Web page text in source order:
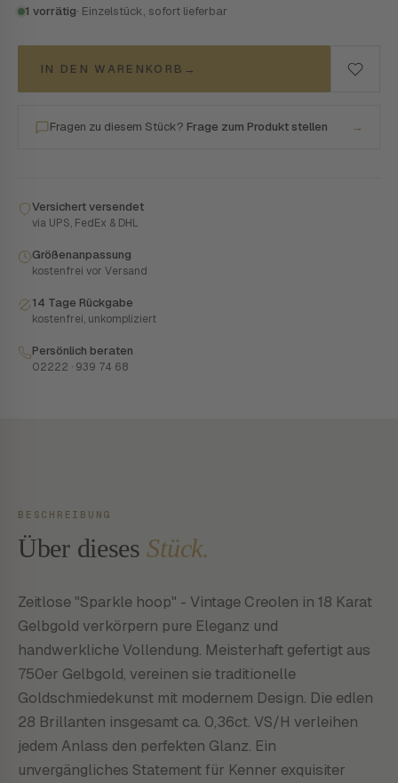
1 vorrätig· Einzelstück, sofort lieferbar
IN DEN WARENKORB →
Fragen zu diesem Stück? Frage zum Produkt stellen →
Versichert versendet
via UPS, FedEx & DHL
Größenanpassung
kostenfrei vor Versand
14 Tage Rückgabe
kostenfrei, unkompliziert
Persönlich beraten
02222 · 939 74 68
BESCHREIBUNG
Über dieses Stück.
Zeitlose "Sparkle hoop" - Vintage Creolen in 18 Karat
Gelbgold verkörpern pure Eleganz und
handwerkliche Vollendung. Meisterhaft gefertigt aus
750er Gelbgold, vereinen sie traditionelle
Goldschmiedekunst mit modernem Design. Die edlen
28 Brillanten insgesamt ca. 0,36ct. VS/H verleihen
jedem Anlass den perfekten Glanz. Ein
unvergängliches Statement für Kenner exquisiter